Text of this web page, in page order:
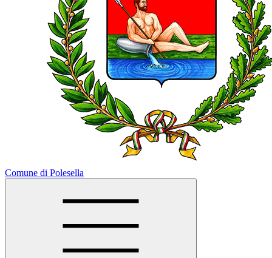
Comune di Polesella